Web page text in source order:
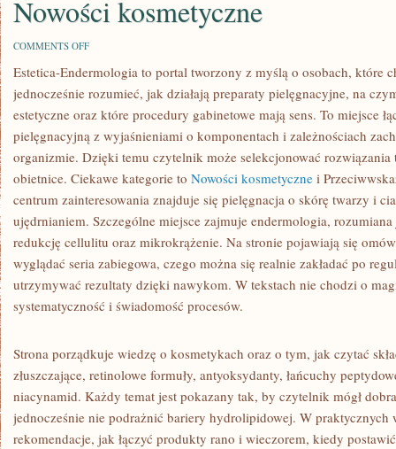
Nowości kosmetyczne
COMMENTS OFFON
KOSMETYCZNE
Estetica-Endermologia to portal tworzony z myślą o osobach, które
jednocześnie rozumieć, jak działają preparaty pielęgnacyjne, na
estetyczne oraz które procedury gabinetowe mają sens. To miejsce
pielęgnacyjną z wyjaśnieniami o komponentach i zależnościach
organizmie. Dzięki temu czytelnik może selekcjonować
obietnice. Ciekawe kategorie to Nowości kosmetyczne i
centrum zainteresowania znajduje się pielęgnacja o skórę twarzy i
ujędrnianiem. Szczególne miejsce zajmuje endermologia,
redukcję cellulitu oraz mikrokrążenie. Na stronie pojawiają się
wyglądać seria zabiegowa, czego można się realnie zakładać po
utrzymywać rezultaty dzięki nawykom. W tekstach nie chodzi o
systematyczność i świadomość procesów.
Strona porządkuje wiedzę o kosmetykach oraz o tym, jak czytać
złuszczające, retinolowe formuły, antyoksydanty, łańcuchy
niacynamid. Każdy temat jest pokazany tak, by czytelnik mógł
jednocześnie nie podrażnić bariery hydrolipidowej. W praktycznych
rekomendacje, jak łączyć produkty rano i wieczorem, kiedy